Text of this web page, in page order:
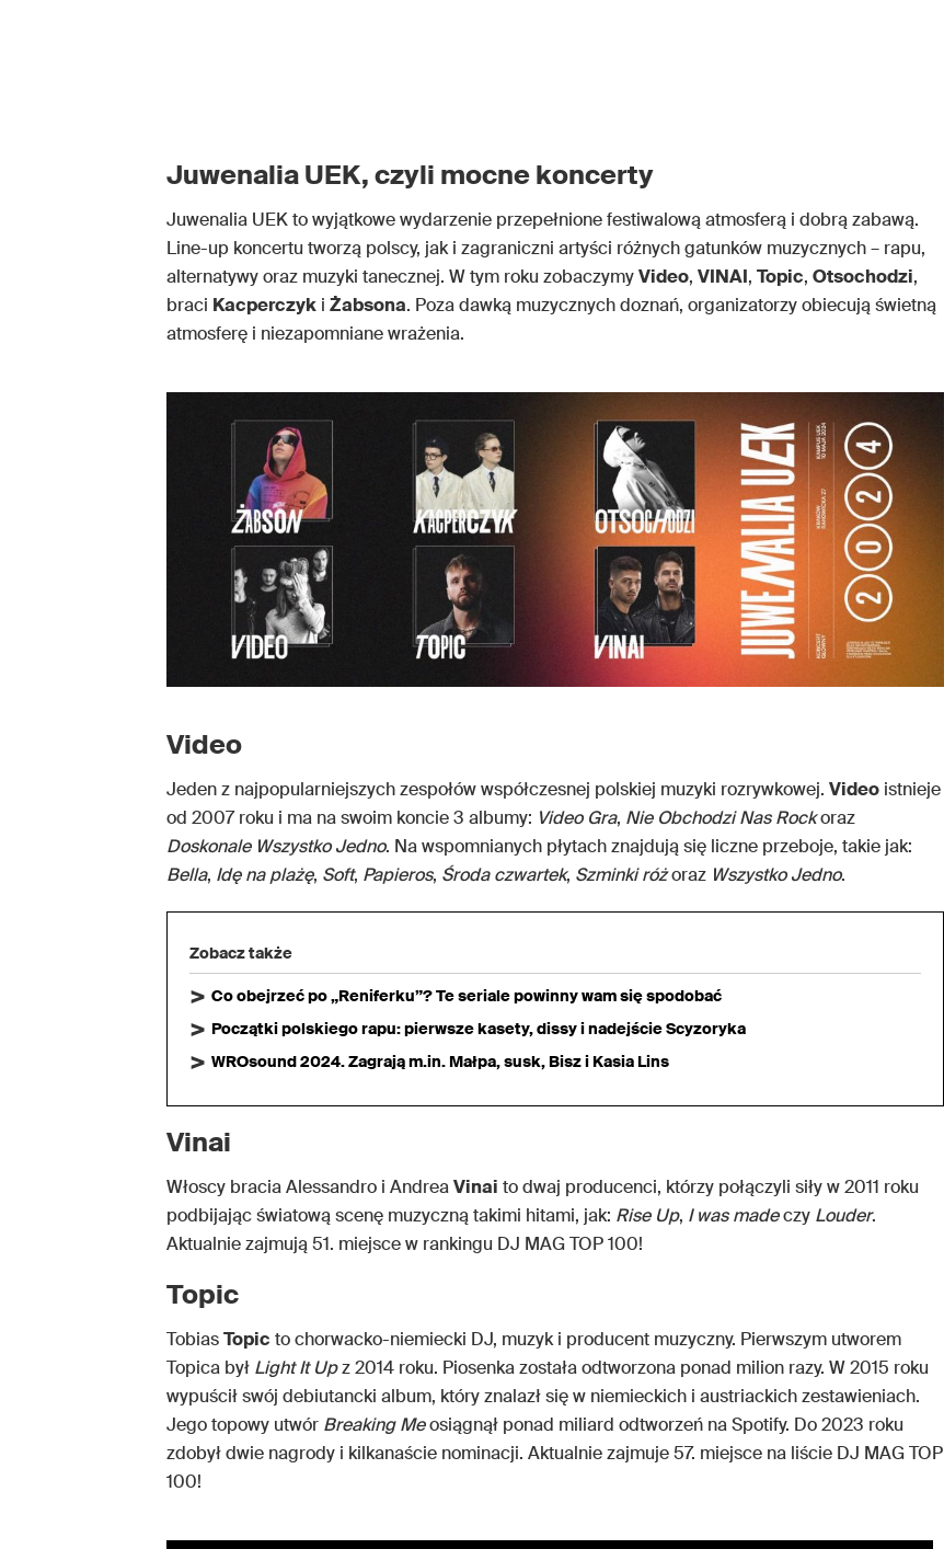
Juwenalia UEK, czyli mocne koncerty
Juwenalia UEK to wyjątkowe wydarzenie przepełnione festiwalową atmosferą i dobrą zabawą.
Line-up koncertu tworzą polscy, jak i zagraniczni artyści różnych gatunków muzycznych – rapu,
alternatywy oraz muzyki tanecznej. W tym roku zobaczymyVideo, VINAI, Topic, Otsochodzi,
braci Kacperczyk i Żabsona. Poza dawką muzycznych doznań, organizatorzy obiecują świetną
atmosferę i niezapomniane wrażenia.
Video
Jeden z najpopularniejszych zespołów współczesnej polskiej muzyki rozrywkowej. Video istnieje
od 2007 roku i ma na swoim koncie 3 albumy: Video Gra, Nie Obchodzi Nas Rockoraz
Doskonale Wszystko Jedno. Na wspomnianych płytach znajdują się liczne przeboje, takie jak:
Bella, Idę na plażę, Soft, Papieros, Środa czwartek, Szminki różoraz Wszystko Jedno.
Zobacz także
Co obejrzeć po „Reniferku”? Te seriale powinny wam się spodobać
Początki polskiego rapu: pierwsze kasety, dissy i nadejście Scyzoryka
WROsound 2024. Zagrają m.in. Małpa, susk, Bisz i Kasia Lins
Vinai
Włoscy bracia Alessandro i AndreaVinai to dwaj producenci, którzy połączyli siły w 2011 roku
podbijając światową scenę muzyczną takimi hitami, jak: Rise Up, I was madeczy Louder.
Aktualnie zajmują 51. miejsce w rankingu DJ MAG TOP 100!
Topic
TobiasTopic to chorwacko-niemiecki DJ, muzyk i producent muzyczny. Pierwszym utworem
Topica był Light It Upz 2014 roku. Piosenka została odtworzona ponad milion razy. W 2015 roku
wypuścił swój debiutancki album, który znalazł się w niemieckich i austriackich zestawieniach.
Jego topowy utwór Breaking Meosiągnął ponad miliard odtworzeń na Spotify. Do 2023 roku
zdobył dwie nagrody i kilkanaście nominacji. Aktualnie zajmuje 57. miejsce na liście DJ MAG TOP
100!